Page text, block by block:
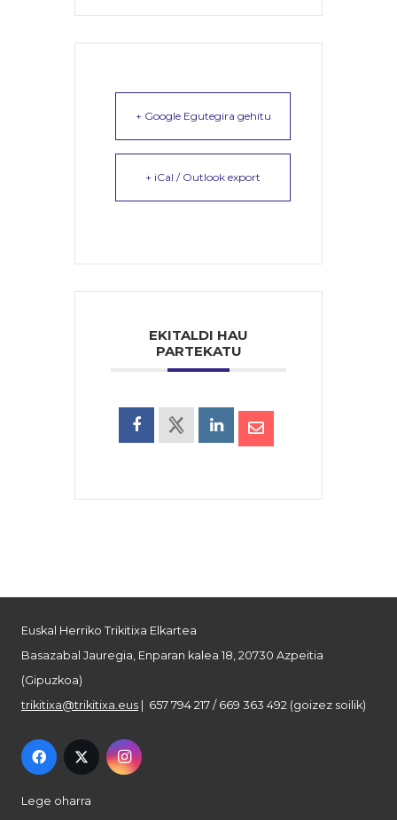
+ Google Egutegira gehitu
+ iCal / Outlook export
EKITALDI HAU
PARTEKATU
Euskal Herriko Trikitixa Elkartea
Basazabal Jauregia, Enparan kalea 18, 20730 Azpeitia
(Gipuzkoa)
trikitixa@trikitixa.eus | 657 794 217 / 669 363 492 (goizez soilik)
Lege oharra